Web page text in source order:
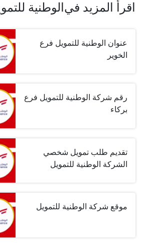
اقرأ المزيد في الوطنية
عنوان الوطنية للتمويل فرع
الخوير
رقم شركة الوطنية للتمويل فرع
بركاء
تقديم طلب تمويل شخصي
الشركة الوطنية للتمويل
موقع شركة الوطنية للتمويل